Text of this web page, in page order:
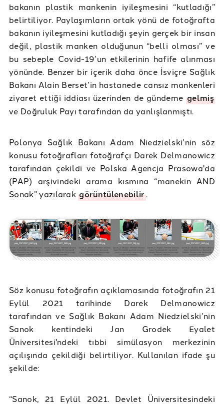
bakanın plastik mankenin iyileşmesini “kutladığı”
belirtiliyor. Paylaşımların ortak yönü de fotoğrafta
bakanın iyileşmesini kutladığı şeyin gerçek bir insan
değil, plastik manken olduğunun “belli olması” ve
bu sebeple Covid-19’un etkilerinin hafife alınması
yönünde. Benzer bir içerik daha önce İsviçre Sağlık
Bakanı Alain Berset’in hastanede cansız mankenleri
ziyaret ettiği iddiası üzerinden de gündemegelmiş
ve Doğruluk Payı tarafından da yanlışlanmıştı.
Polonya Sağlık Bakanı Adam Niedzielski’nin söz
konusu fotoğrafları fotoğrafçı Darek Delmanowicz
tarafından çekildi ve Polska Agencja Prasowa'da
(PAP) arşivindeki arama kısmına “manekin AND
Sonak” yazılarakgörüntülenebilir.
Söz konusu fotoğrafın açıklamasında fotoğrafın 21
Eylül 2021 tarihinde Darek Delmanowicz
tarafından ve Sağlık Bakanı Adam Niedzielski’nin
Sanok kentindeki Jan Grodek Eyalet
Üniversitesi'ndeki tıbbi simülasyon merkezinin
açılışında çekildiği belirtiliyor. Kullanılan ifade şu
şekilde:
“Sanok, 21 Eylül 2021. Devlet Üniversitesindeki